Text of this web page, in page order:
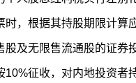
，根据其持股期限计算
股及无限售流通股的证券
征收，对内地投资者